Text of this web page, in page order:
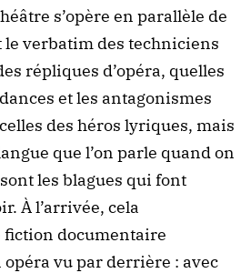
s’opère en parallèle de
le verbatim des techniciens
répliques d’opéra, quelles
et les antagonismes
des héros lyriques, mais
que l’on parle quand on
les blagues qui font
À l’arrivée, cela
fiction documentaire
vu par derrière : avec